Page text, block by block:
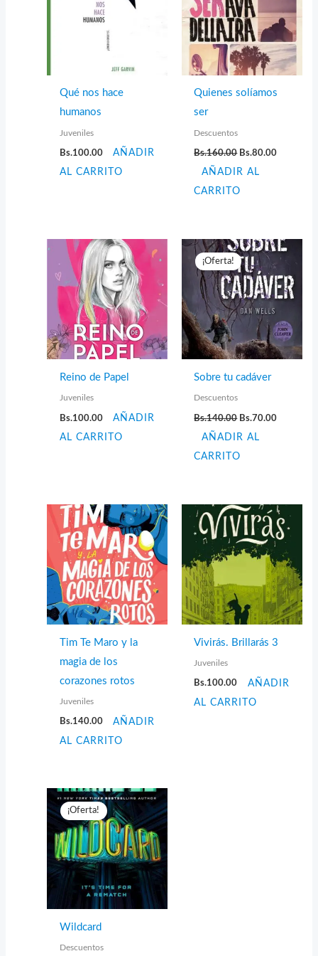
Qué nos hace
humanos
Juveniles
Bs.100.00
AÑADIR
AL CARRITO
Quienes solíamos
ser
Descuentos
Bs.160.00 El
original
Bs.160.00.
Bs.80.00
AÑADIR AL
CARRITO
Reino de Papel
Juveniles
Bs.100.00
AÑADIR
AL CARRITO
¡Oferta!
Sobre tu cadáver
Descuentos
Bs.140.00 El
original
Bs.140.00.
Bs.70.00
AÑADIR AL
CARRITO
Tim Te Maro y la
magia de los
corazones rotos
Juveniles
Bs.140.00
AÑADIR
AL CARRITO
Vivirás. Brillarás 3
Juveniles
Bs.100.00
AÑADIR
AL CARRITO
¡Oferta!
Wildcard
Descuentos